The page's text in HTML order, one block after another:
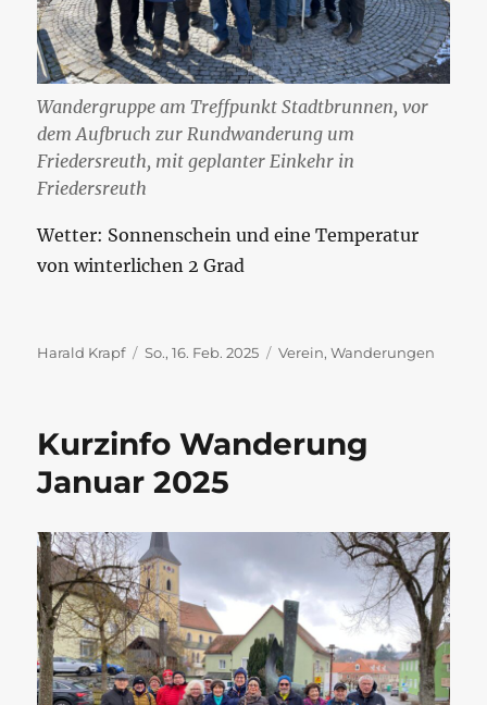
Wandergruppe am Treffpunkt Stadtbrunnen, vor
dem Aufbruch zur Rundwanderung um
Friedersreuth, mit geplanter Einkehr in
Friedersreuth
Wetter: Sonnenschein und eine Temperatur
von winterlichen 2 Grad
Autor
Harald Krapf
Veröffentlicht
So., 16. Feb. 2025 Kategorien
Verein,Wanderungen
Kurzinfo Wanderung
Januar 2025